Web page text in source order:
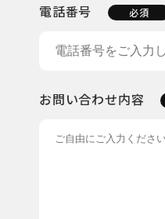
電話番号 必須
お問い合わせ内容